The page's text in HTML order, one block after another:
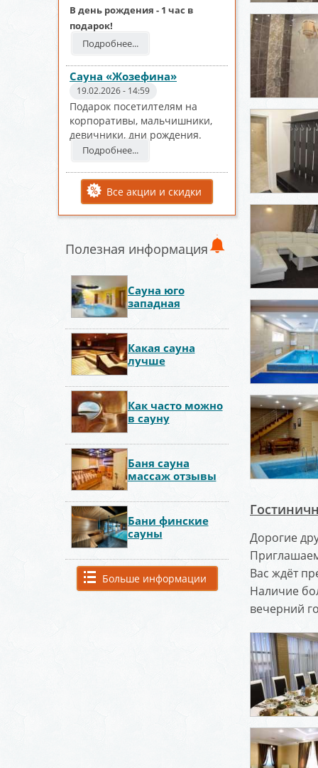
В день рождения - 1 час в
подарок!
Подробнее...
Сауна «Жозефина»
19.02.2026 - 14:59
Подарок посетилтелям на
корпоративы, мальчишники,
девичники, дни рождения.
Подробнее...
Все акции и скидки
Полезная информация
Сауна юго
западная
Какая сауна
лучше
Как часто можно
в сауну
Баня сауна
массаж отзывы
Бани финские
сауны
Больше информации
Дорогие
Вас ждёт
Наличие
вечерний